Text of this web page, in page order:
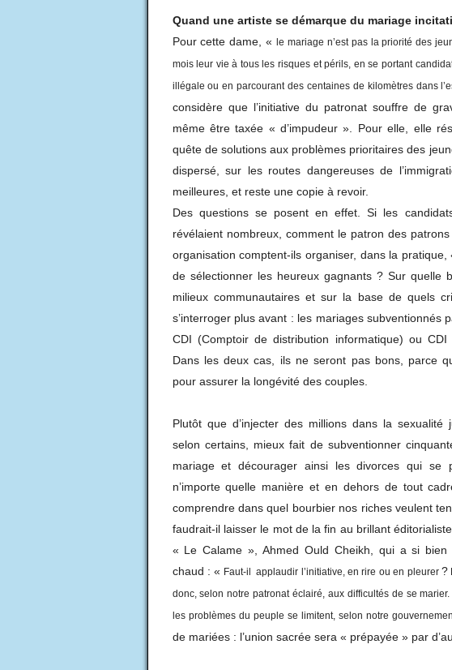
Quand une artiste se démarque du mariage
Pour cette dame, «
le mariage n’est pas la priorité des
mois leur vie à tous les risques et périls, en se portant
illégale ou en parcourant des centaines de kilomètres dans
considère que l’initiative du patronat souffre de
même être taxée « d’impudeur ». Pour elle, elle
quête de solutions aux problèmes prioritaires des
dispersé, sur les routes dangereuses de
meilleures, et reste une copie à revoir.
Des questions se posent en effet. Si les
révélaient nombreux, comment le patron des
organisation comptent-ils organiser, dans la
de sélectionner les heureux gagnants ? Sur quelle
milieux communautaires et sur la base de quels
s’interroger plus avant : les mariages subventionnés
CDI (Comptoir de distribution informatique) ou
Dans les deux cas, ils ne seront pas bons, parce
pour assurer la longévité des couples.
Plutôt que d’injecter des millions dans la sexualité
selon certains, mieux fait de subventionner
mariage et décourager ainsi les divorces qui se
n’importe quelle manière et en dehors de tout
comprendre dans quel bourbier nos riches veulent
faudrait-il laisser le mot de la fin au brillant
« Le Calame », Ahmed Ould Cheikh, qui a si
chaud : « Faut-il applaudir l’initiative, en rire ou en pleurer ?
donc, selon notre patronat éclairé, aux difficultés de se
les problèmes du peuple se limitent, selon notre
de mariées : l’union sacrée sera « prépayée » par